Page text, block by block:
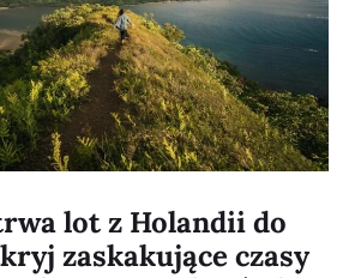
lot z Holandii do
zaskakujące czasy